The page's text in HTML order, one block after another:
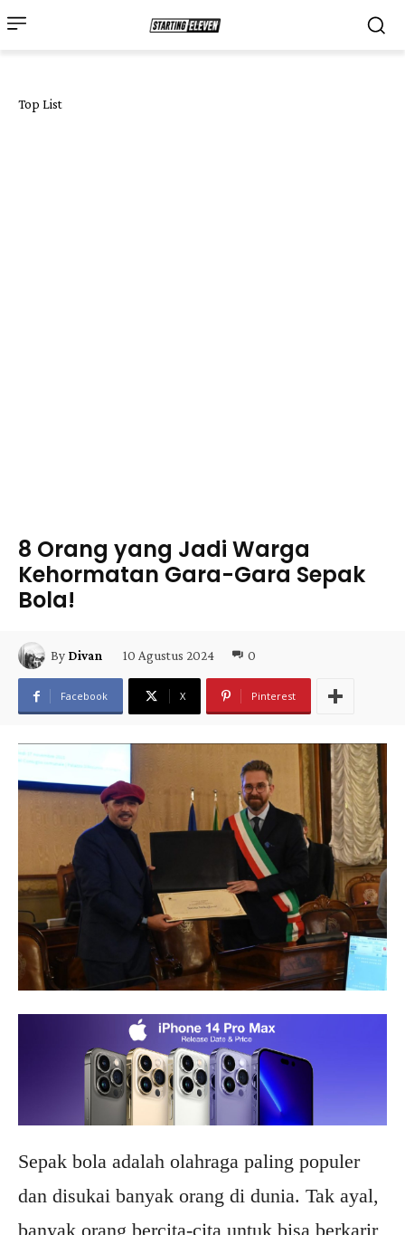
Top List
8 Orang yang Jadi Warga
Kehormatan Gara-Gara Sepak
Bola!
By Divan 10 Agustus 2024 0
Facebook X Pinterest
Sepak bola adalah olahraga paling populer
dan disukai banyak orang di dunia. Tak ayal,
banyak orang bercita-cita untuk bisa berkarir